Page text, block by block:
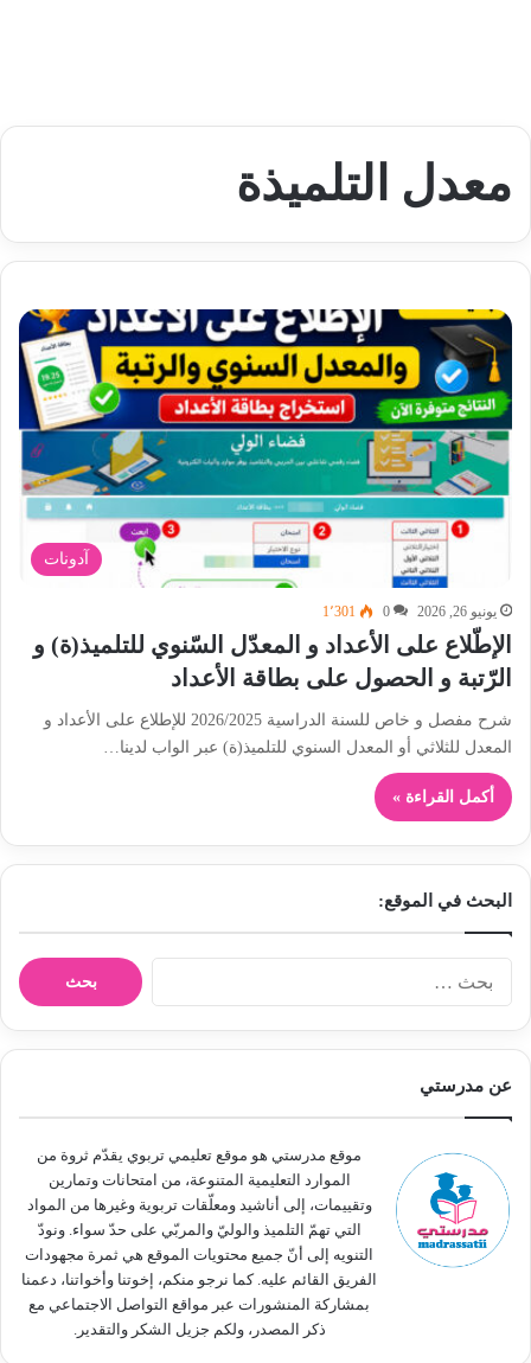
معدل التلميذة
آدونات
يونيو 26, 2026 0 1٬301
الإطّلاع على الأعداد و المعدّل السّنوي للتلميذ(ة) و
الرّتبة و الحصول على بطاقة الأعداد
شرح مفصل و خاص للسنة الدراسية 2026/2025 للإطلاع على الأعداد و
المعدل للثلاثي أو المعدل السنوي للتلميذ(ة) عبر الواب لدينا…
أكمل القراءة »
البحث في الموقع:
ن
عن مدرستي
موقع مدرستي هو موقع تعليمي تربوي يقدّم ثروة من
الموارد التعليمية المتنوعة، من امتحانات وتمارين
وتقييمات، إلى أناشيد ومعلّقات تربوية وغيرها من المواد
التي تهمّ التلميذ والوليّ والمربّي على حدّ سواء. ونودّ
التنويه إلى أنّ جميع محتويات الموقع هي ثمرة مجهودات
الفريق القائم عليه. كما نرجو منكم، إخوتنا وأخواتنا، دعمنا
بمشاركة المنشورات عبر مواقع التواصل الاجتماعي مع
ذكر المصدر، ولكم جزيل الشكر والتقدير.